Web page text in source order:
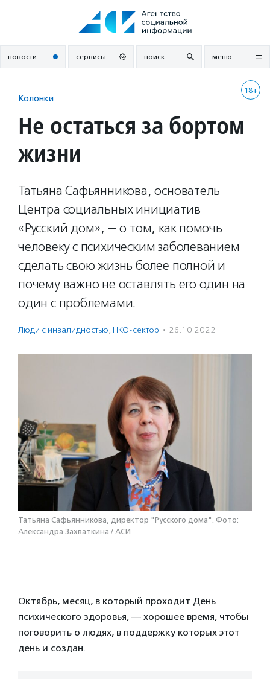
новости сервисы поиск меню
18+
Колонки
Не остаться за бортом
жизни
Татьяна Сафьянникова, основатель
Центра социальных инициатив
«Русский дом», — о том, как помочь
человеку с психическим заболеванием
сделать свою жизнь более полной и
почему важно не оставлять его один на
один с проблемами.
Люди с инвалидностью, НКО-сектор · 26.10.2022
Татьяна Сафьянникова, директор "Русского дома". Фото:
Александра Захваткина / АСИ
Октябрь, месяц, в который проходит День
психического здоровья, — хорошее время, чтобы
поговорить о людях, в поддержку которых этот
день и создан.